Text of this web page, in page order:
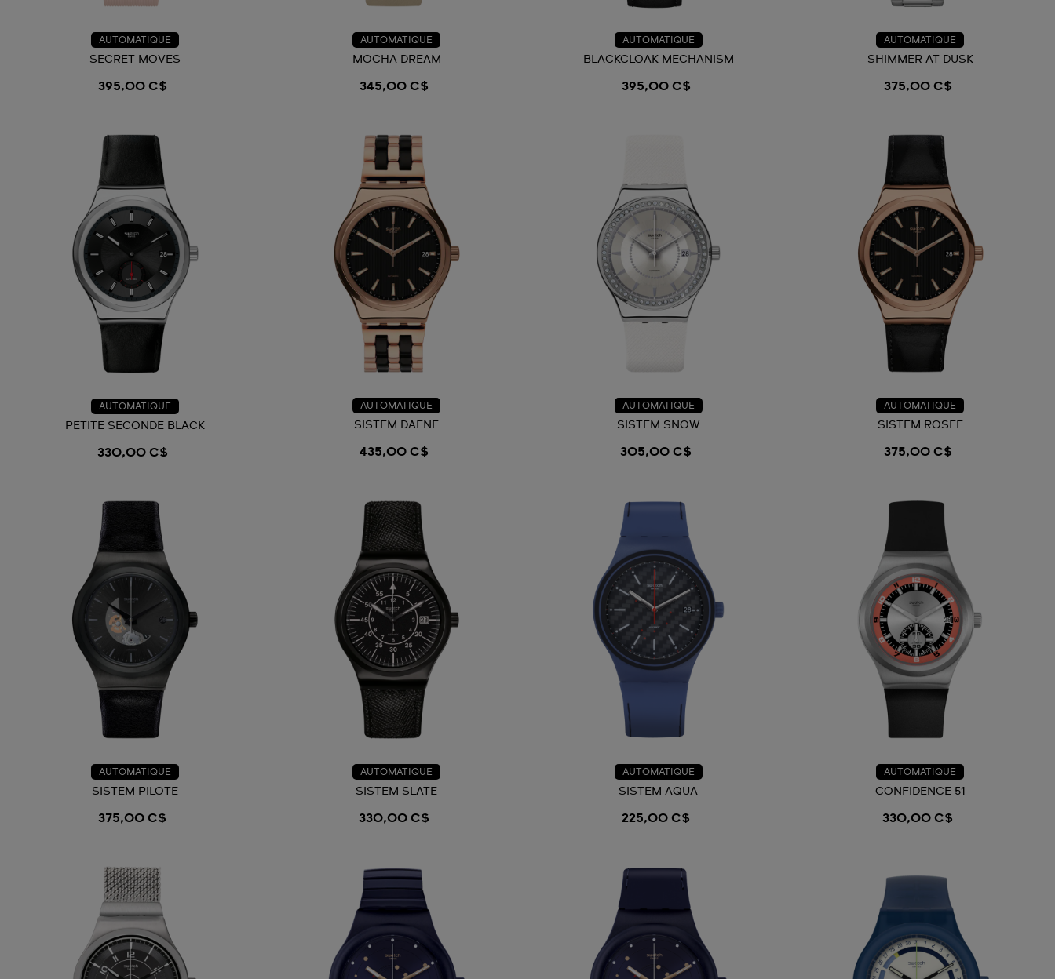
AUTOMATIQUE
SECRET MOVES
395,00 C$
AUTOMATIQUE
MOCHA DREAM
345,00 C$
AUTOMATIQUE
BLACKCLOAK MECHANISM
395,00 C$
AUTOMATIQUE
SHIMMER AT DUSK
375,00 C$
AUTOMATIQUE
PETITE SECONDE BLACK
330,00 C$
AUTOMATIQUE
SISTEM DAFNE
435,00 C$
AUTOMATIQUE
SISTEM SNOW
305,00 C$
AUTOMATIQUE
SISTEM ROSEE
375,00 C$
AUTOMATIQUE
SISTEM PILOTE
375,00 C$
AUTOMATIQUE
SISTEM SLATE
330,00 C$
AUTOMATIQUE
SISTEM AQUA
225,00 C$
AUTOMATIQUE
CONFIDENCE 51
330,00 C$